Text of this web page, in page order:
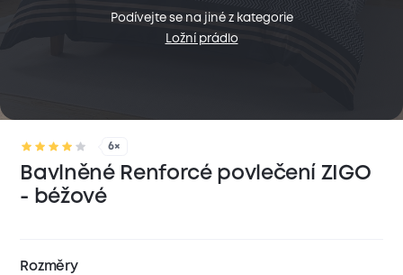
6×
Bavlněné Renforcé povlečení ZIGO
- béžové
Rozměry
Podívejte se na jiné z kategorie
Ložní prádlo